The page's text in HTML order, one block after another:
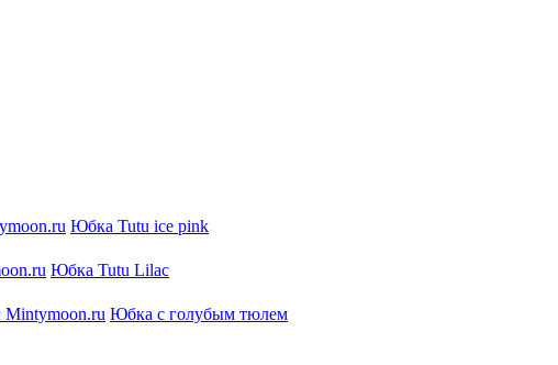
Юбка Tutu ice pink
Юбка Tutu Lilac
Юбка с голубым тюлем